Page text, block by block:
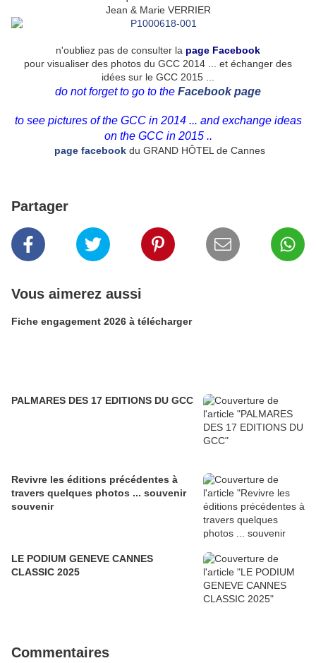
Jean & Marie VERRIER
n'oubliez pas de consulter la page Facebook
pour visualiser des photos du GCC 2014 ... et échanger des
idées sur le GCC 2015 ...
do not forget to go to the Facebook page
to see pictures of the GCC in 2014 ... and exchange ideas
on the GCC in 2015 ..
page facebookdu GRAND HÔTEL de Cannes
Partager
Vous aimerez aussi
Fiche engagement 2026 à télécharger
PALMARES DES 17 EDITIONS DU GCC
Revivre les éditions précédentes à
travers quelques photos ... souvenir
souvenir
LE PODIUM GENEVE CANNES
CLASSIC 2025
Commentaires